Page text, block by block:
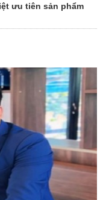
ưu tiên sản phẩm